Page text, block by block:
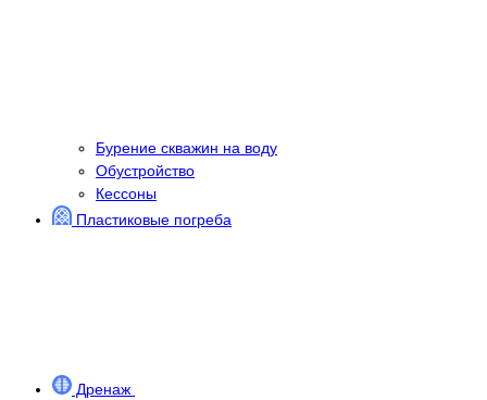
Бурение скважин на воду
Обустройство
Кессоны
Пластиковые погреба
Дренаж